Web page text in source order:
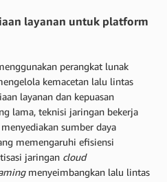
layanan untuk platform
perangkat lunak
kemacetan lalu lintas
layanan dan kepuasan
lama, teknisi jaringan bekerja
sumber daya
memengaruhi efisiensi
jaringan cloud
menyeimbangkan lalu lintas